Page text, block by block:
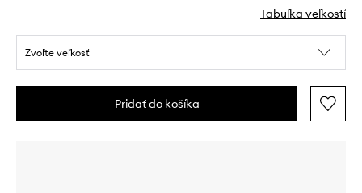
Tabuľka veľkostí
Zvoľte veľkosť
Pridať do košíka